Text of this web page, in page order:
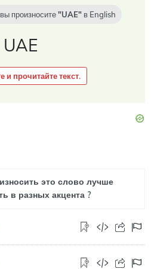
произносите UAE в English
UAE
и прочитайте текст.
это слово лучше
в разных акцента ?